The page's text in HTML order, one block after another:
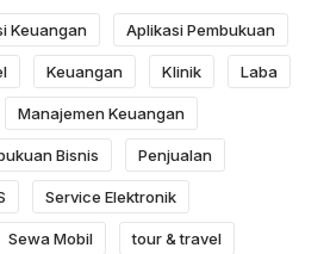
Keuangan Aplikasi Pembukuan
Keuangan Klinik Laba
Manajemen Keuangan
Bisnis Penjualan
Service Elektronik
Sewa Mobil tour & travel